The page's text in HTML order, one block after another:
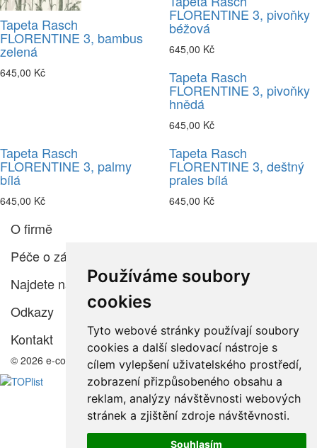
Používáme soubory
cookies
Tyto webové stránky používají soubory
cookies a další sledovací nástroje s
cílem vylepšení uživatelského prostředí,
zobrazení přizpůsobeného obsahu a
reklam, analýzy návštěvnosti webových
stránek a zjištění zdroje návštěvnosti.
Souhlasím
Tapeta Rasch
FLORENTINE 3, bambus
zelená
645,00 Kč
FLORENTINE 3, pivoňky
béžová
645,00 Kč
Tapeta Rasch
FLORENTINE 3, pivoňky
hnědá
645,00 Kč
Tapeta Rasch
FLORENTINE 3, palmy
bílá
645,00 Kč
Tapeta Rasch
FLORENTINE 3, deštný
prales bílá
645,00 Kč
O firmě
Péče o zákazníka
Najdete nás
Odkazy
Kontakt
© 2026 e-color.cz